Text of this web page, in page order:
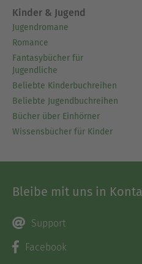
Kinder & Jugend
Jugendromane
Romance
Fantasybücher für
Jugendliche
Beliebte Kinderbuchreihen
Beliebte Jugendbuchreihen
Bücher über Einhörner
Wissensbücher für Kinder
Bleibe mit uns in
Support
Facebook